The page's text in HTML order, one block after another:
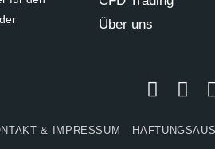
Über uns
& IMPRESSUM